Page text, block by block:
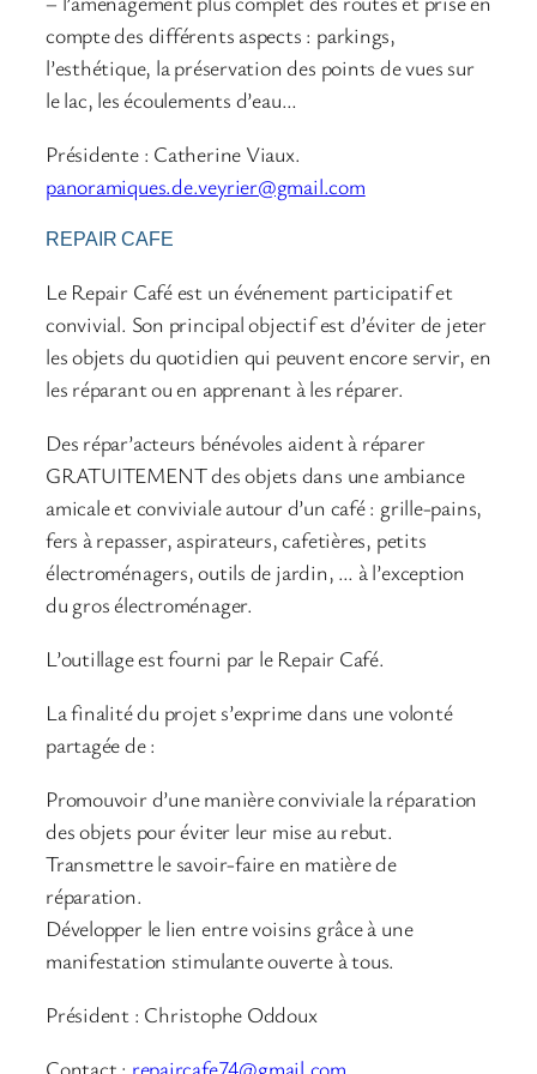
compte des différents aspects : parkings,
l’esthétique, la préservation des points de vues sur
le lac, les écoulements d’eau…
Présidente : Catherine Viaux.
panoramiques.de.veyrier@gmail.com
REPAIR CAFE
Le Repair Café est un événement participatif et
convivial. Son principal objectif est d’éviter de jeter
les objets du quotidien qui peuvent encore servir, en
les réparant ou en apprenant à les réparer.
Des répar’acteurs bénévoles aident à réparer
GRATUITEMENT des objets dans une ambiance
amicale et conviviale autour d’un café : grille-pains,
fers à repasser, aspirateurs, cafetières, petits
électroménagers, outils de jardin, … à l’exception
du gros électroménager.
L’outillage est fourni par le Repair Café.
La finalité du projet s’exprime dans une volonté
partagée de :
Promouvoir d’une manière conviviale la réparation
des objets pour éviter leur mise au rebut.
Transmettre le savoir-faire en matière de
réparation.
Développer le lien entre voisins grâce à une
manifestation stimulante ouverte à tous.
Président : Christophe Oddoux
Contact : repaircafe74@gmail.com